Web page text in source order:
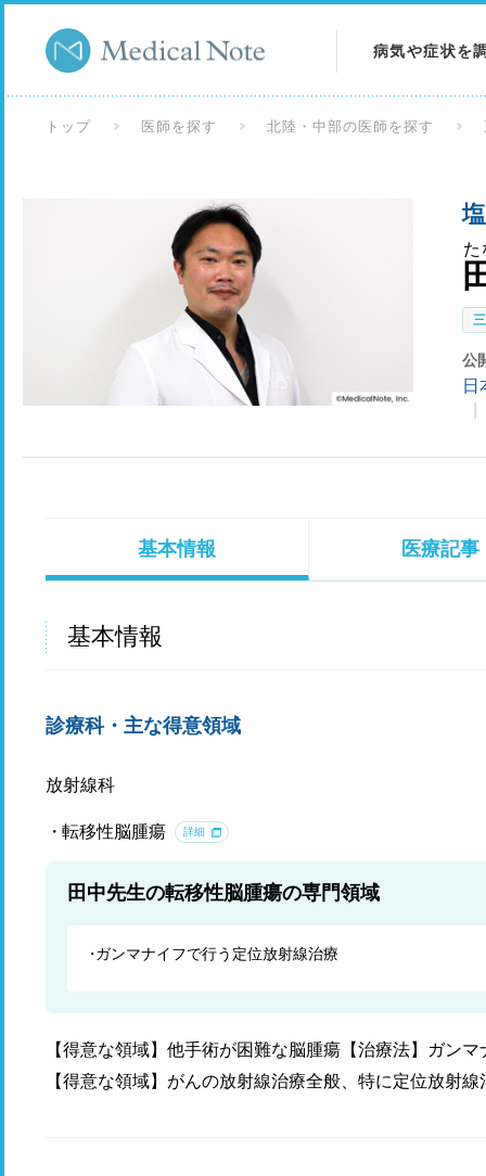
病気や症状を
検査を調べる
トップ 医師を探す 北陸・中部の医師を探す
た
公
日
基本情報 医療記事
基本情報
診療科・主な得意領域
放射線科
転移性脳腫瘍 詳細
田中先生の転移性脳腫瘍の専門領域
ガンマナイフで行う定位放射線治療
【得意な領域】他手術が困難な脳腫瘍【治療法】ガン
【得意な領域】がんの放射線治療全般、特に定位放射線